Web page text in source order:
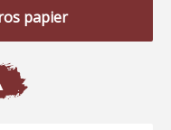
papier